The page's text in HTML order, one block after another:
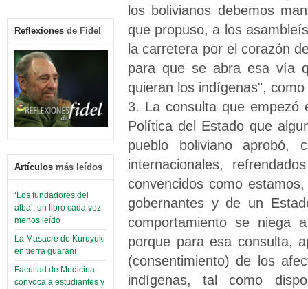
Reflexiones de Fidel
Artículos más leídos
‘Los fundadores del
alba’, un libro cada vez
menos leído
La Masacre de Kuruyuki
en tierra guaraní
Facultad de Medicina
convoca a estudiantes y
los bolivianos debemos
que propuso, a los
la carretera por el corazón
para que se abra esa vía
quieran los indígenas",
3. La consulta que empezó
Política del Estado que
pueblo boliviano aprobó,
internacionales,
convencidos como
gobernantes y de un
comportamiento se niega
porque para esa consulta,
(consentimiento) de los
indígenas, tal como